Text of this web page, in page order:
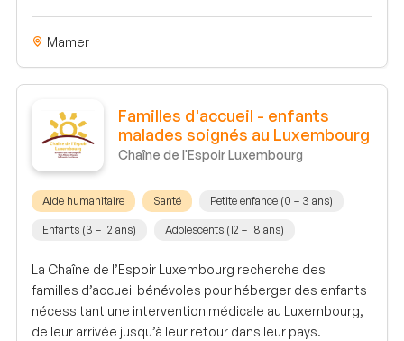
Mamer
Familles d'accueil - enfants
malades soignés au Luxembourg
Chaîne de l'Espoir Luxembourg
Aide humanitaire Santé Petite enfance (0 – 3 ans)
Enfants (3 – 12 ans) Adolescents (12 – 18 ans)
La Chaîne de l’Espoir Luxembourg recherche des
familles d’accueil bénévoles pour héberger des enfants
nécessitant une intervention médicale au Luxembourg,
de leur arrivée jusqu’à leur retour dans leur pays.